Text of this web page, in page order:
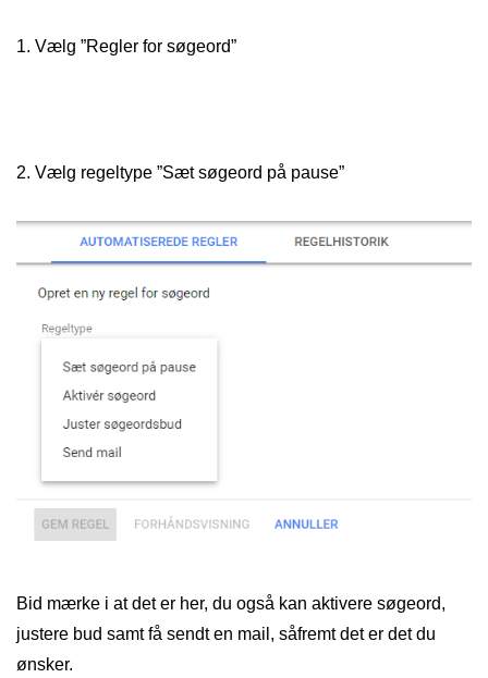
1. Vælg ”Regler for søgeord”
2. Vælg regeltype ”Sæt søgeord på pause”
Bid mærke i at det er her, du også kan aktivere søgeord,
justere bud samt få sendt en mail, såfremt det er det du
ønsker.